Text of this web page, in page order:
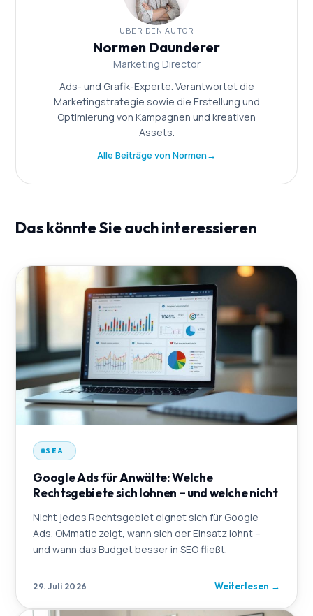
ÜBER DEN AUTOR
Normen Daunderer
Marketing Director
Ads- und Grafik-Experte. Verantwortet die
Marketingstrategie sowie die Erstellung und
Optimierung von Kampagnen und kreativen
Assets.
Alle Beiträge von Normen→
Das könnte Sie auch interessieren
SEA
Google Ads für Anwälte: Welche
Rechtsgebiete sich lohnen – und welche nicht
Nicht jedes Rechtsgebiet eignet sich für Google
Ads. OMmatic zeigt, wann sich der Einsatz lohnt –
und wann das Budget besser in SEO fließt.
29. Juli 2026 Weiterlesen →